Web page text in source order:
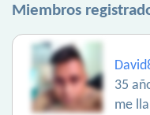
Miembros
35
me